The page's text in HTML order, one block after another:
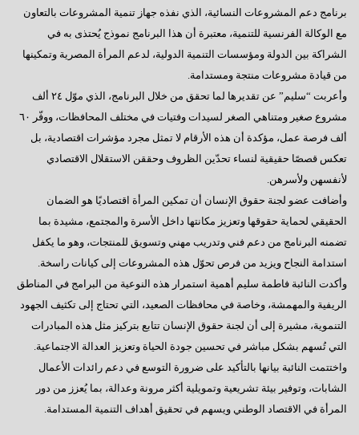
برنامج دعم المشروعات النسائية، الذي نفذه جهاز تنمية المشروعات بالتعاون
مع الوكالة الفرنسية للتنمية، معتبرة أن هذا البرنامج نموذج يُحتذى به في
الشراكة بين الدولة ومؤسسات التنمية الدولية، لدعم المرأة المصرية وتمكينها
من قيادة مشروعات منتجة ومستدامة.
وأعربت “سليم” عن تقديرها لما تحقق من خلال البرنامج، الذي موّل ٢٤ ألف
مشروع صغير ومتناهي الصغر لسيدات وفتيات في مختلف المحافظات، ووفّر ٦٠
ألف فرصة عمل، مؤكدة أن هذه الأرقام لا تمثل مجرد مؤشرات اقتصادية، بل
تعكس قصصًا حقيقية لنساء تحدّين الظروف وحققن الاستقلال الاقتصادي
لأنفسهن ولأسرهن.
وأضافت عضو لجنة حقوق الإنسان أن تمكين المرأة اقتصاديًا هو الضمان
الحقيقي لحماية حقوقها وتعزيز مكانتها داخل الأسرة والمجتمع، مشيدة بما
تضمنه البرنامج من دعم فني وتدريب مهني وتسويق للمنتجات، وهو ما يكفل
استدامة النجاح ويزيد من فرص تحوّل هذه المشروعات إلى كيانات راسخة.
وأكدت النائبة فاطمة سليم أهمية استمرار هذه النوعية من البرامج في المناطق
الريفية والمهمشة، وخاصة في محافظات الصعيد، التي تحتاج إلى تكثيف الجهود
التنموية، مشيرة إلى أن لجنة حقوق الإنسان تتابع بتركيز مثل هذه المبادرات
التي تُسهم بشكل مباشر في تحسين جودة الحياة وتعزيز العدالة الاجتماعية.
واختتمت النائبة بيانها بالتأكيد على ضرورة التوسع في دعم رائدات الأعمال
الشابات، وتوفير بيئة تشريعية وتمويلية أكثر مرونة وعدالة، بما يُعزز من دور
المرأة في الاقتصاد الوطني ويسهم في تحقيق أهداف التنمية المستدامة.